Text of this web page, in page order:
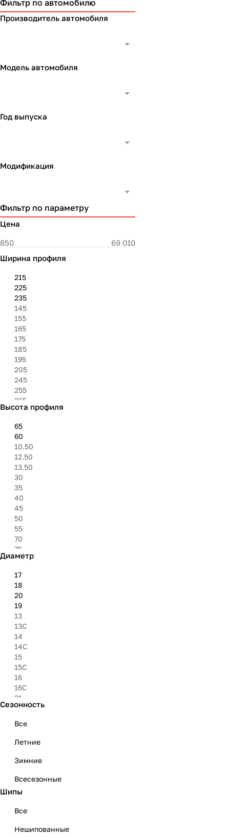
Фильтр по автомобилю
Производитель автомобиля
Модель автомобиля
Год выпуска
Модификация
Фильтр по параметру
Цена
Ширина профиля
215
225
235
145
155
165
175
185
195
205
245
255
265
275
295
305
315
325
6.95''
8.40''
27''
30''
31''
33''
35''
37''
Высота профиля
65
60
10.50
12.50
13.50
30
35
40
45
50
55
70
75
8.50
85
9.50
Диаметр
17
18
20
19
13
13C
14
14C
15
15C
16
16C
21
22
Сезонность
Все
Летние
Зимние
Всесезонные
Шипы
Все
Нешипованные